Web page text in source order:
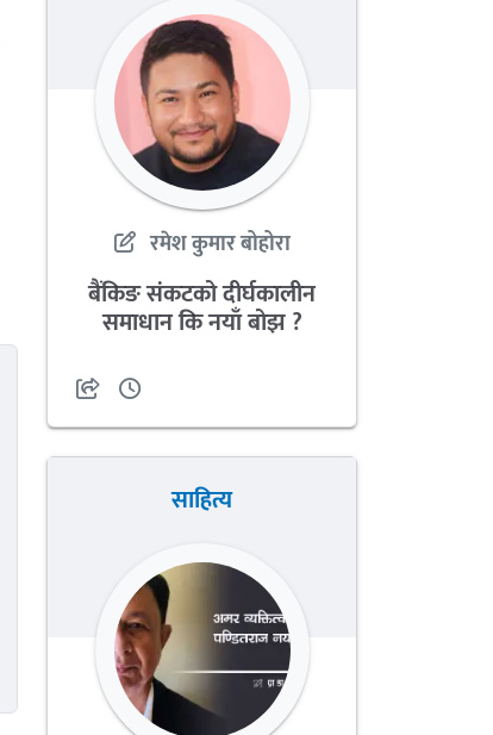
रमेश कुमार बोहोरा
बैंकिङ संकटको दीर्घकालीन
समाधान कि नयाँ बोझ ?
साहित्य